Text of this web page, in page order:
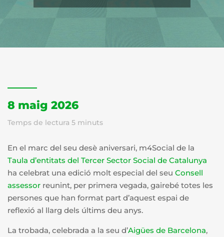
8 maig 2026
Temps de lectura 5 minuts
En el marc del seu desè aniversari, m4Social de la
Taula d’entitats del Tercer Sector Social de Catalunya
ha celebrat una edició molt especial del seu Consell
assessor reunint, per primera vegada, gairebé totes les
persones que han format part d’aquest espai de
reflexió al llarg dels últims deu anys.
La trobada, celebrada a la seu d’Aigües de Barcelona,